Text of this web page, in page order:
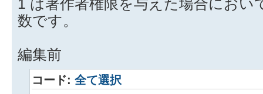
1 は著作者権限を与えた場合におい
数です。
編集前
コード: 全て選択